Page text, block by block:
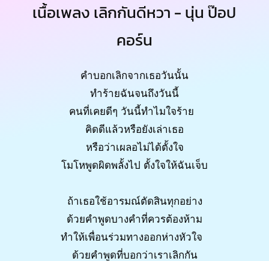
เนื้อเพลง เลิกกันดีหวา - นุ่น ป๊อป
คอร์น
คำบอกเลิกจากเธอวันนั้น
ทำร้ายฉันจนถึงวันนี้
คนที่เคยดีๆ วันนี้ทำไมใจร้าย
คิดดีแล้วหรือยังเล่าเธอ
หรือว่าเผลอไม่ได้ตั้งใจ
โมโหพูดผิดพลั้งไป ตั้งใจให้ฉันเจ็บ
ถ้าเธอใช้อารมณ์ตัดสินทุกอย่าง
ด้วยคำพูดบางคำที่ควรต้องห้าม
ทำให้เพื่อนร่วมทางออกห่างหัวใจ
ด้วยคำพูดที่บอกว่าเราเลิกกัน